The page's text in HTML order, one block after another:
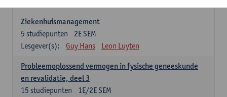
Ziekenhuismanagement
2E SEM
5 studiepunten
Lesgever(s):
Guy Hans Leon Luyten
Probleemoplossend vermogen in fysische geneeskunde
en revalidatie, deel 3
1E/2E SEM
15 studiepunten